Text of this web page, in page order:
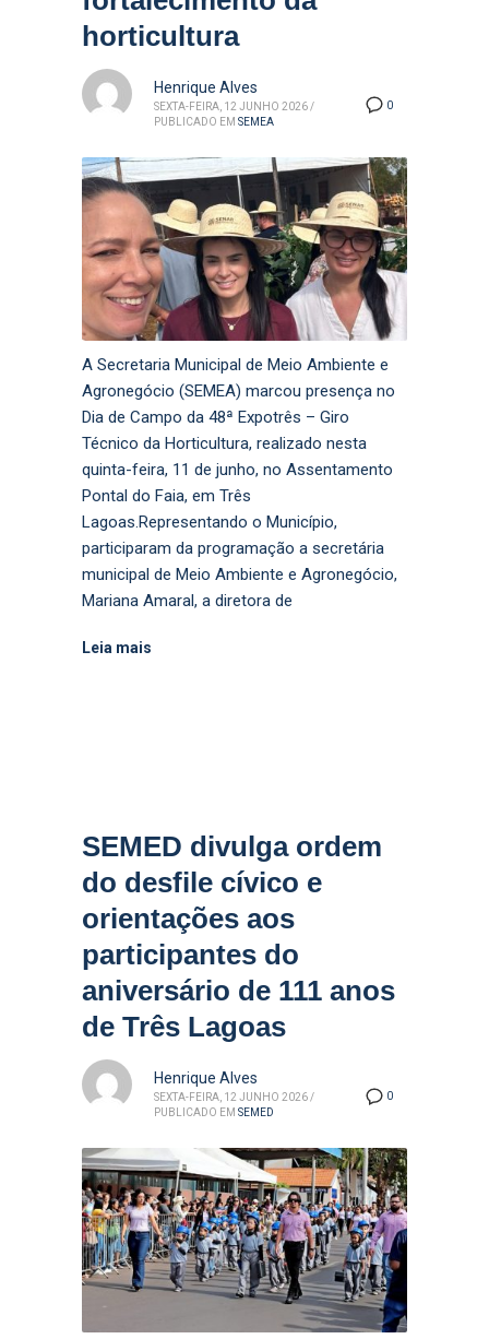
horticultura
0
Henrique Alves
SEXTA-FEIRA, 12 JUNHO 2026 /
PUBLICADO EM SEMEA
A Secretaria Municipal de Meio Ambiente e
Agronegócio (SEMEA) marcou presença no
Dia de Campo da 48ª Expotrês – Giro
Técnico da Horticultura, realizado nesta
quinta-feira, 11 de junho, no Assentamento
Pontal do Faia, em Três
Lagoas.Representando o Município,
participaram da programação a secretária
municipal de Meio Ambiente e Agronegócio,
Mariana Amaral, a diretora de
Leia mais
SEMED divulga ordem
do desfile cívico e
orientações aos
participantes do
aniversário de 111 anos
de Três Lagoas
0
Henrique Alves
SEXTA-FEIRA, 12 JUNHO 2026/
PUBLICADO EM SEMED